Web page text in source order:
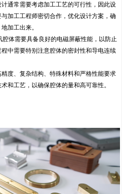
通常需要考虑加工工艺的可行性，因此设
加工工程师密切合作，优化设计方案，确
加工出来。
体需要具备良好的电磁屏蔽性能，以防止
中需要特别注意腔体的密封性和导电连续
度、复杂结构、特殊材料和严格性能要求
和工艺，以确保腔体的量和高可靠性。